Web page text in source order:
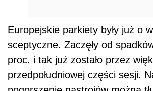
Europejskie parkiety były już o
sceptyczne. Zaczęły od
proc. i tak już zostało przez
przedpołudniowej części sesji.